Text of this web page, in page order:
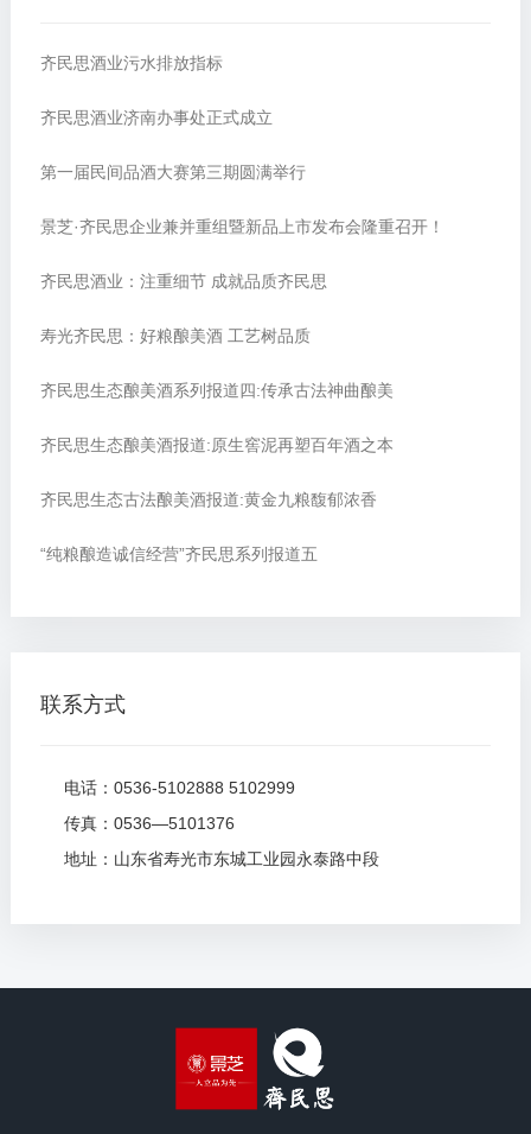
齐民思酒业污水排放指标
齐民思酒业济南办事处正式成立
第一届民间品酒大赛第三期圆满举行
景芝·齐民思企业兼并重组暨新品上市发布会隆重召开！
齐民思酒业：注重细节 成就品质齐民思
寿光齐民思：好粮酿美酒 工艺树品质
齐民思生态酿美酒系列报道四:传承古法神曲酿美
齐民思生态酿美酒报道:原生窖泥再塑百年酒之本
齐民思生态古法酿美酒报道:黄金九粮馥郁浓香
“纯粮酿造诚信经营”齐民思系列报道五
联系方式
电话：0536-5102888 5102999
传真：0536—5101376
地址：山东省寿光市东城工业园永泰路中段